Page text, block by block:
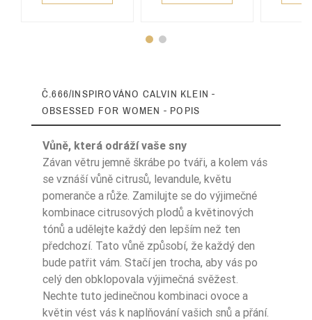
Č.666/INSPIROVÁNO CALVIN KLEIN -
OBSESSED FOR WOMEN - POPIS
Vůně, která odráží vaše sny
Závan větru jemně škrábe po tváři, a kolem vás
se vznáší vůně citrusů, levandule, květu
pomeranče a růže. Zamilujte se do výjimečné
kombinace citrusových plodů a květinových
tónů a udělejte každý den lepším než ten
předchozí. Tato vůně způsobí, že každý den
bude patřit vám. Stačí jen trocha, aby vás po
celý den obklopovala výjimečná svěžest.
Nechte tuto jedinečnou kombinaci ovoce a
květin vést vás k naplňování vašich snů a přání.
Typ Zapachu Pikantne
Typ Zapachu Aromatyczny
Sugerowane Uży
Cie
Na dzień
Nuty Głowy neroli